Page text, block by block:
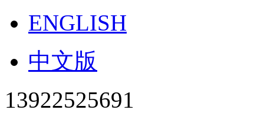
ENGLISH
中文版
13922525691